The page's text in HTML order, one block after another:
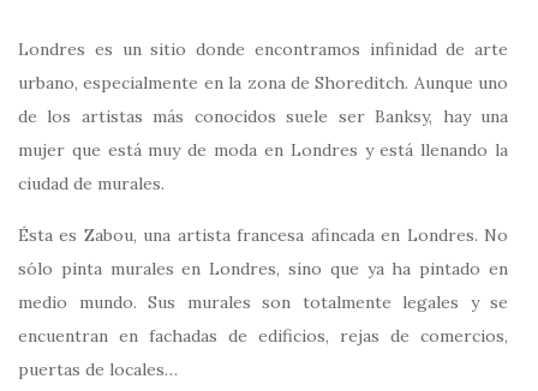
Londres es un sitio donde encontramos infinidad de arte
urbano, especialmente en la zona de Shoreditch. Aunque uno
de los artistas más conocidos suele ser Banksy, hay una
mujer que está muy de moda en Londres y está llenando la
ciudad de murales.
Ésta es Zabou, una artista francesa afincada en Londres. No
sólo pinta murales en Londres, sino que ya ha pintado en
medio mundo. Sus murales son totalmente legales y se
encuentran en fachadas de edificios, rejas de comercios,
puertas de locales…